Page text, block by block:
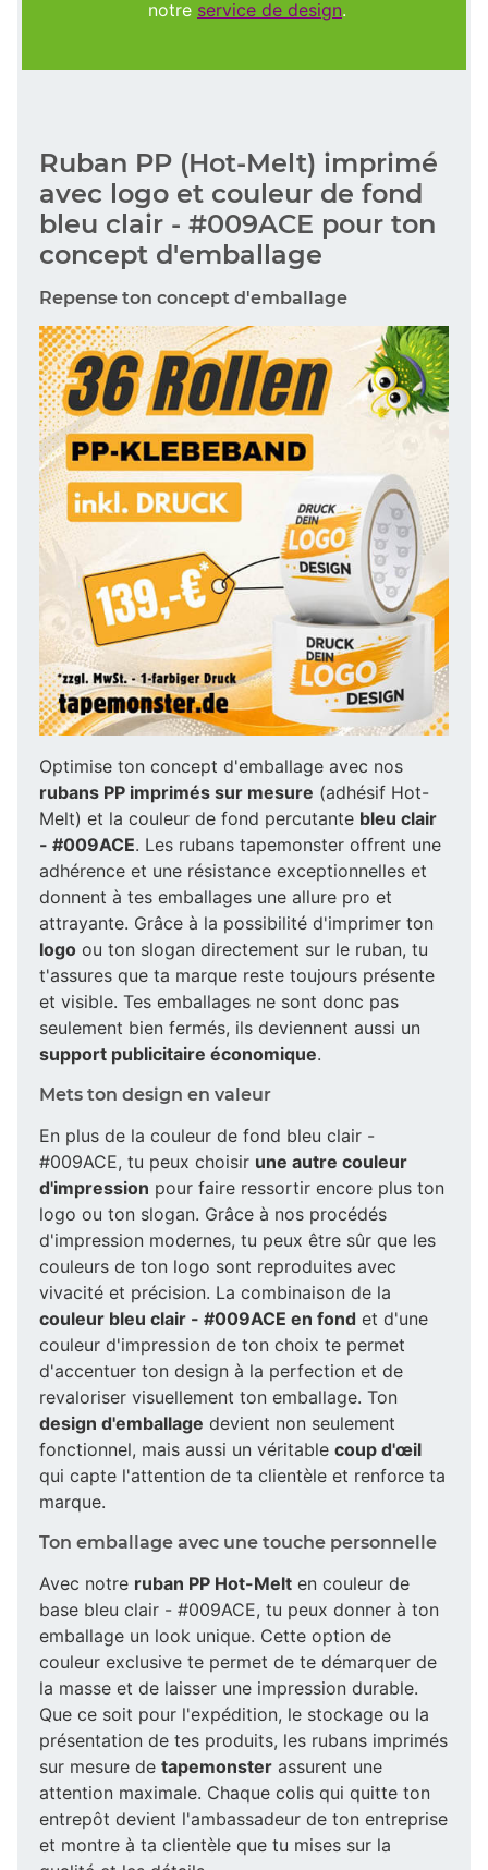
notre service de design.
Ruban PP (Hot-Melt) imprimé
avec logo et couleur de fond
bleu clair - #009ACE pour ton
concept d'emballage
Repense ton concept d'emballage
Optimise ton concept d'emballage avec nos
rubans PP imprimés sur mesure (adhésif Hot-
Melt) et la couleur de fond percutante bleu clair
- #009ACE. Les rubans tapemonster offrent une
adhérence et une résistance exceptionnelles et
donnent à tes emballages une allure pro et
attrayante. Grâce à la possibilité d'imprimer ton
logo ou ton slogan directement sur le ruban, tu
t'assures que ta marque reste toujours présente
et visible. Tes emballages ne sont donc pas
seulement bien fermés, ils deviennent aussi un
support publicitaire économique.
Mets ton design en valeur
En plus de la couleur de fond bleu clair -
#009ACE, tu peux choisir une autre couleur
d'impression pour faire ressortir encore plus ton
logo ou ton slogan. Grâce à nos procédés
d'impression modernes, tu peux être sûr que les
couleurs de ton logo sont reproduites avec
vivacité et précision. La combinaison de la
couleur bleu clair - #009ACE en fond et d'une
couleur d'impression de ton choix te permet
d'accentuer ton design à la perfection et de
revaloriser visuellement ton emballage. Ton
design d'emballage devient non seulement
fonctionnel, mais aussi un véritable coup d'œil
qui capte l'attention de ta clientèle et renforce ta
marque.
Ton emballage avec une touche personnelle
Avec notre ruban PP Hot-Melt en couleur de
base bleu clair - #009ACE, tu peux donner à ton
emballage un look unique. Cette option de
couleur exclusive te permet de te démarquer de
la masse et de laisser une impression durable.
Que ce soit pour l'expédition, le stockage ou la
présentation de tes produits, les rubans imprimés
sur mesure de tapemonster assurent une
attention maximale. Chaque colis qui quitte ton
entrepôt devient l'ambassadeur de ton entreprise
et montre à ta clientèle que tu mises sur la